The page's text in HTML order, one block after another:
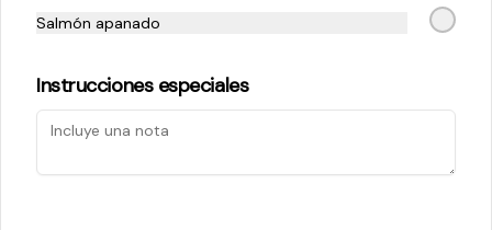
$5.200
Salmón apanado
Instrucciones especiales